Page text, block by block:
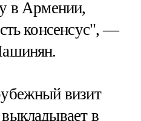
в Армении,
консенсус", —
визит
в